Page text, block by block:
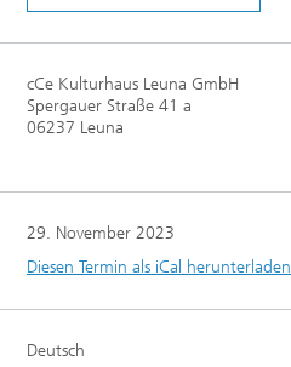
cCe Kulturhaus Leuna GmbH
Spergauer Straße 41 a
06237 Leuna
29. November 2023
Diesen Termin als iCal herunterladen
Deutsch